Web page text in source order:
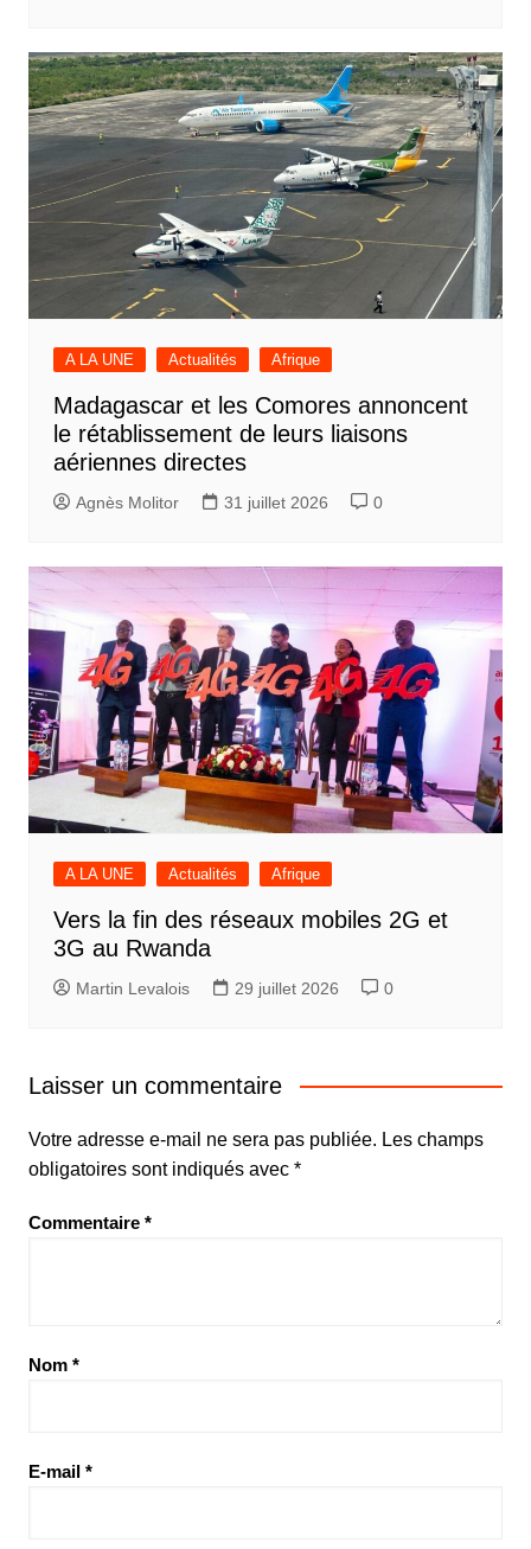
A LA UNE Actualités Afrique
Madagascar et les Comores annoncent
le rétablissement de leurs liaisons
aériennes directes
Agnès Molitor 31 juillet 2026 0
A LA UNE Actualités Afrique
Vers la fin des réseaux mobiles 2G et
3G au Rwanda
Martin Levalois 29 juillet 2026 0
Laisser un commentaire
Votre adresse e-mail ne sera pas publiée. Les champs
obligatoires sont indiqués avec *
Commentaire *
Nom *
E-mail *